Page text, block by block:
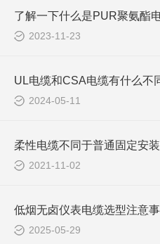
了解一下什么是PUR聚氨酯
2023-11-23
UL电缆和CSA电缆有什么不
2024-05-11
2021-11-02
低烟无卤仪表电缆选型注意
2025-05-29